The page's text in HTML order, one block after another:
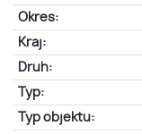
Okres:
Kraj:
Druh:
Typ:
Typ objektu: